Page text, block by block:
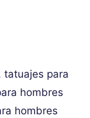
tatuajes para
hombres
hombres